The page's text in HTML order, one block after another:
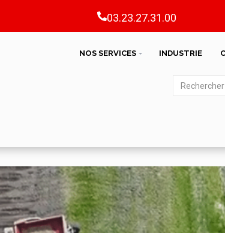
03.23.27.31.00
NOS SERVICES INDUSTRIE